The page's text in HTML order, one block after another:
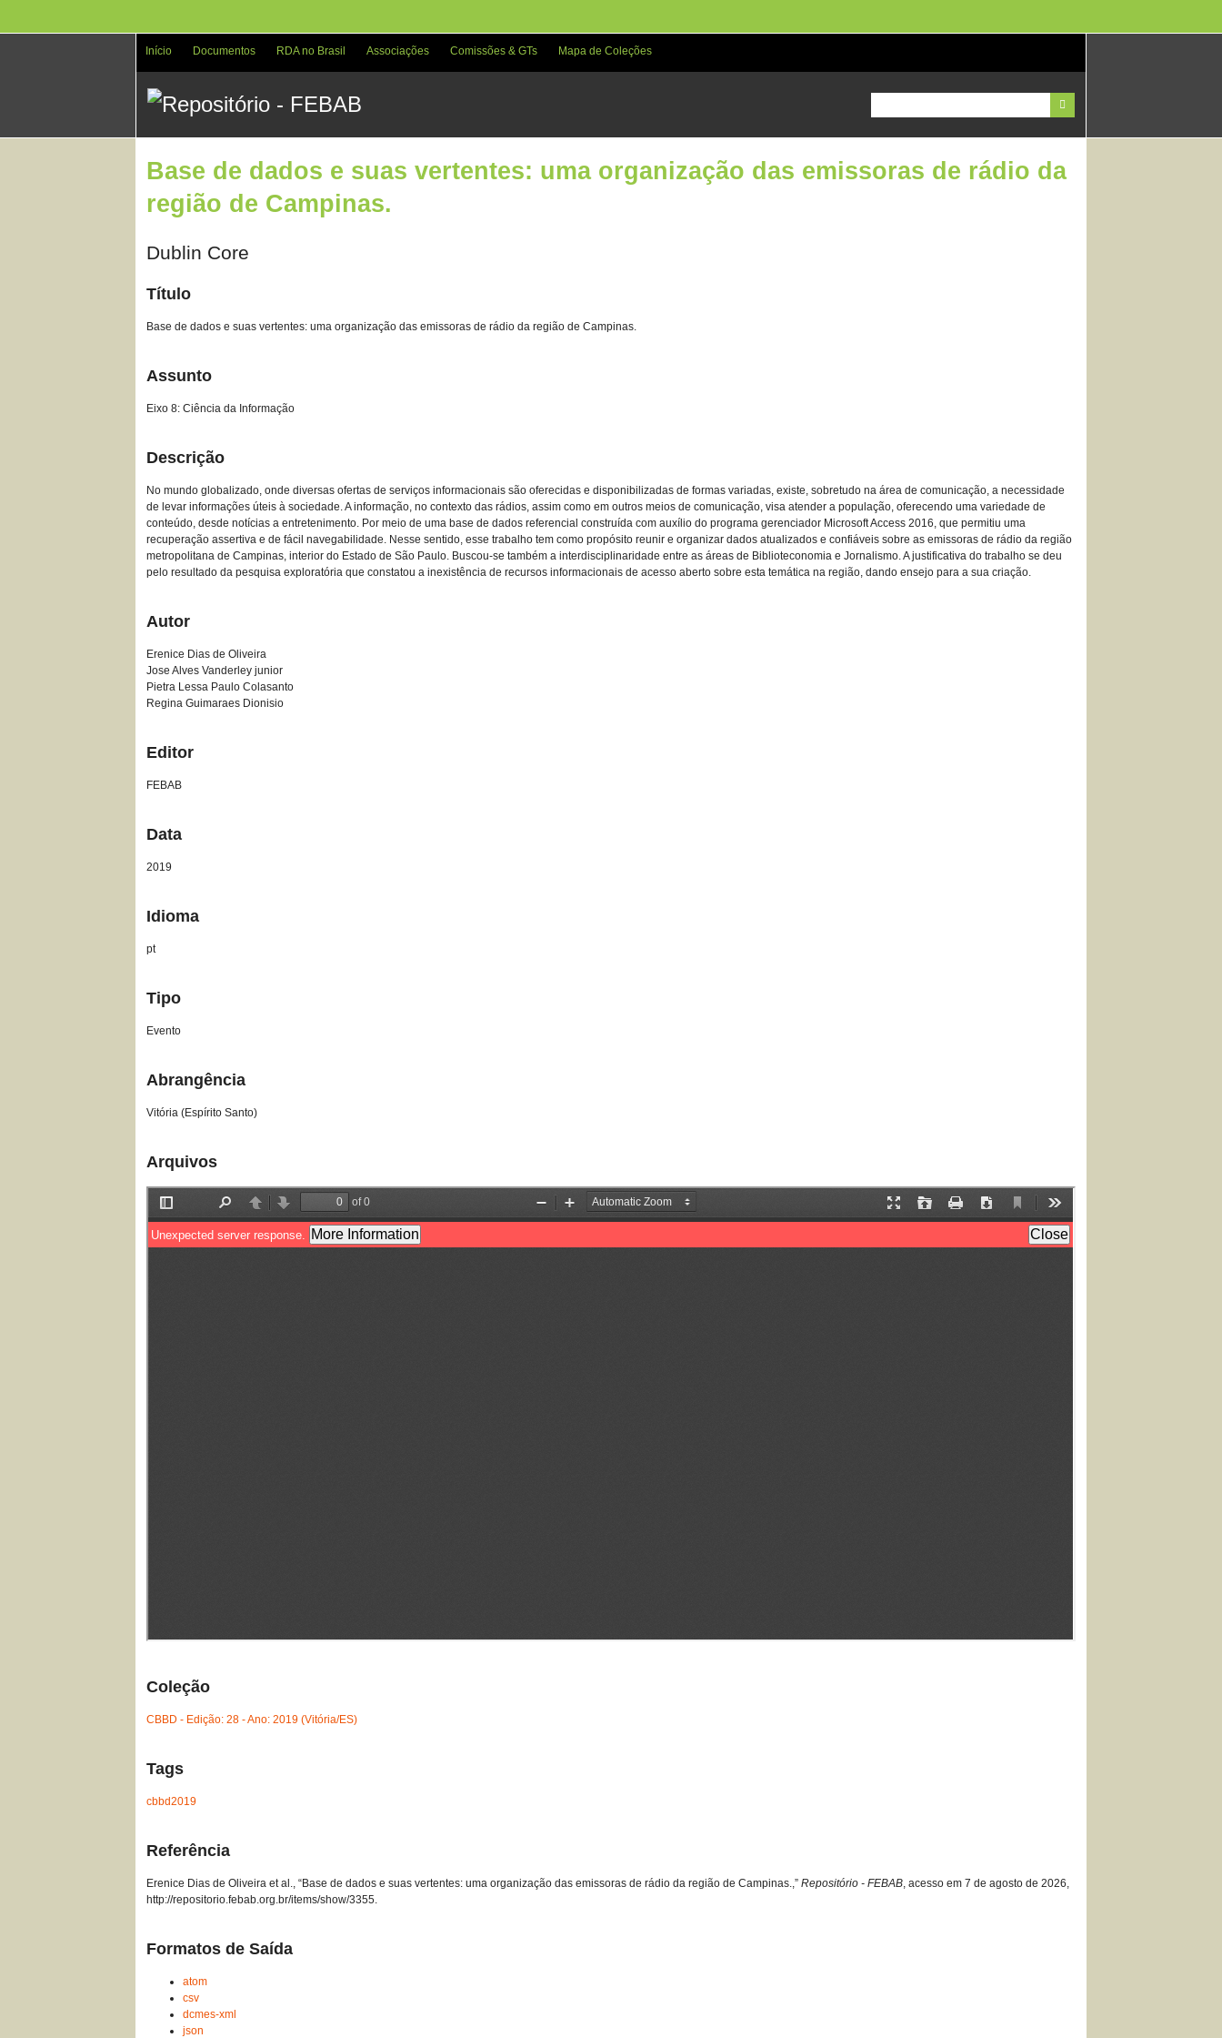
Início Documentos RDA no Brasil Associações Comissões & GTs Mapa de Coleções
Base de dados e suas vertentes: uma organização das emissoras de rádio da
região de Campinas.
Dublin Core
Título
Base de dados e suas vertentes: uma organização das emissoras de rádio da região de Campinas.
Assunto
Eixo 8: Ciência da Informação
Descrição
No mundo globalizado, onde diversas ofertas de serviços informacionais são oferecidas e disponibilizadas de formas variadas, existe, sobretudo na área de comunicação, a necessidade
de levar informações úteis à sociedade. A informação, no contexto das rádios, assim como em outros meios de comunicação, visa atender a população, oferecendo uma variedade de
conteúdo, desde notícias a entretenimento. Por meio de uma base de dados referencial construída com auxílio do programa gerenciador Microsoft Access 2016, que permitiu uma
recuperação assertiva e de fácil navegabilidade. Nesse sentido, esse trabalho tem como propósito reunir e organizar dados atualizados e confiáveis sobre as emissoras de rádio da região
metropolitana de Campinas, interior do Estado de São Paulo. Buscou-se também a interdisciplinaridade entre as áreas de Biblioteconomia e Jornalismo. A justificativa do trabalho se deu
pelo resultado da pesquisa exploratória que constatou a inexistência de recursos informacionais de acesso aberto sobre esta temática na região, dando ensejo para a sua criação.
Autor
Erenice Dias de Oliveira
Jose Alves Vanderley junior
Pietra Lessa Paulo Colasanto
Regina Guimaraes Dionisio
Editor
FEBAB
Data
2019
Idioma
pt
Tipo
Evento
Abrangência
Vitória (Espírito Santo)
Arquivos
Coleção
CBBD - Edição: 28 - Ano: 2019 (Vitória/ES)
Tags
cbbd2019
Referência
Erenice Dias de Oliveira et al., “Base de dados e suas vertentes: uma organização das emissoras de rádio da região de Campinas.,”Repositório - FEBAB, acesso em 7 de agosto de 2026,
http://repositorio.febab.org.br/items/show/3355.
Formatos de Saída
atom
csv
dcmes-xml
json